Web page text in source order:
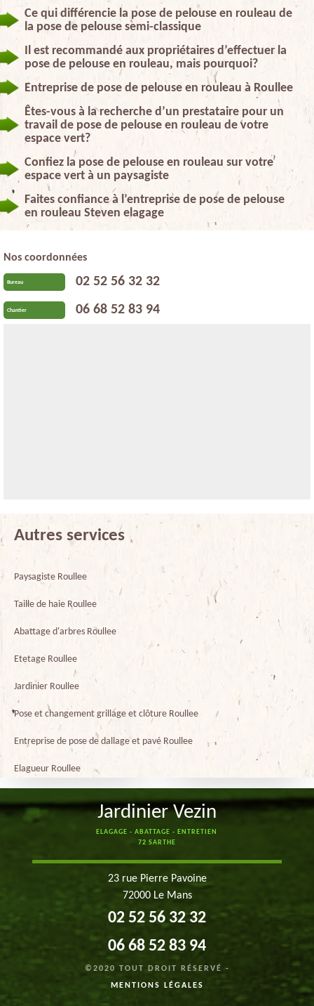
Ce qui différencie la pose de pelouse en rouleau de
la pose de pelouse semi-classique
Il est recommandé aux propriétaires d’effectuer la
pose de pelouse en rouleau, mais pourquoi?
Entreprise de pose de pelouse en rouleau à Roullee
Êtes-vous à la recherche d’un prestataire pour un
travail de pose de pelouse en rouleau de votre
espace vert?
Confiez la pose de pelouse en rouleau sur votre
espace vert à un paysagiste
Faites confiance à l’entreprise de pose de pelouse
en rouleau Steven elagage
Nos coordonnées
Bureau 02 52 56 32 32
Chantier 06 68 52 83 94
Autres services
Paysagiste Roullee
Taille de haie Roullee
Abattage d'arbres Roullee
Etetage Roullee
Jardinier Roullee
Pose et changement grillage et clôture Roullee
Entreprise de pose de dallage et pavé Roullee
Elagueur Roullee
Jardinier Vezin
ELAGAGE - ABATTAGE - ENTRETIEN
72 SARTHE
23 rue Pierre Pavoine
72000 Le Mans
02 52 56 32 32
06 68 52 83 94
©2020 TOUT DROIT RÉSERVÉ -
MENTIONS LÉGALES